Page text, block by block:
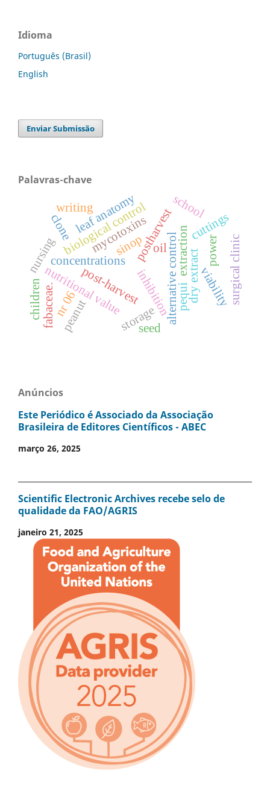
Idioma
Português (Brasil)
English
Enviar Submissão
Palavras-chave
concentrations
inhibition
postharvest
alternative controlextraction
nutritional value
oil
pequi
biological control
post-harvest
mycotoxins
peanut
leaf anatomy
fabaceae.
writing
dry extract
nursing
storage
seed
viability
cuttings
clone
sinop
school
children surgical clinic
nr 06
power
Anúncios
Este Periódico é Associado da Associação
Brasileira de Editores Científicos - ABEC
março 26, 2025
Scientific Electronic Archives recebe selo de
qualidade da FAO/AGRIS
janeiro 21, 2025